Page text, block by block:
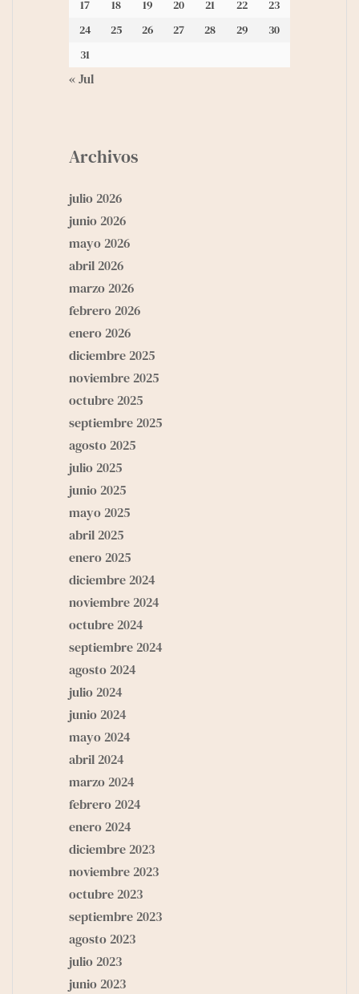
17 18 19 20 21 22
23
24
25 26 27 28 29
30
31
« Jul
Archivos
julio 2026
junio 2026
mayo 2026
abril 2026
marzo 2026
febrero 2026
enero 2026
diciembre 2025
noviembre 2025
octubre 2025
septiembre 2025
agosto 2025
julio 2025
junio 2025
mayo 2025
abril 2025
enero 2025
diciembre 2024
noviembre 2024
octubre 2024
septiembre 2024
agosto 2024
julio 2024
junio 2024
mayo 2024
abril 2024
marzo 2024
febrero 2024
enero 2024
diciembre 2023
noviembre 2023
octubre 2023
septiembre 2023
agosto 2023
julio 2023
junio 2023